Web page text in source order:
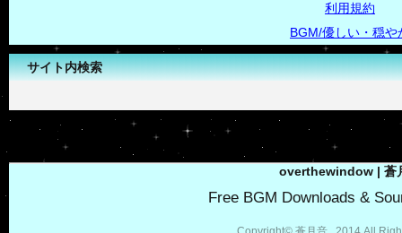
利用規約
BGM/優しい・穏や
サイト内検索
overthewindow | 蒼
Free BGM Downloads &